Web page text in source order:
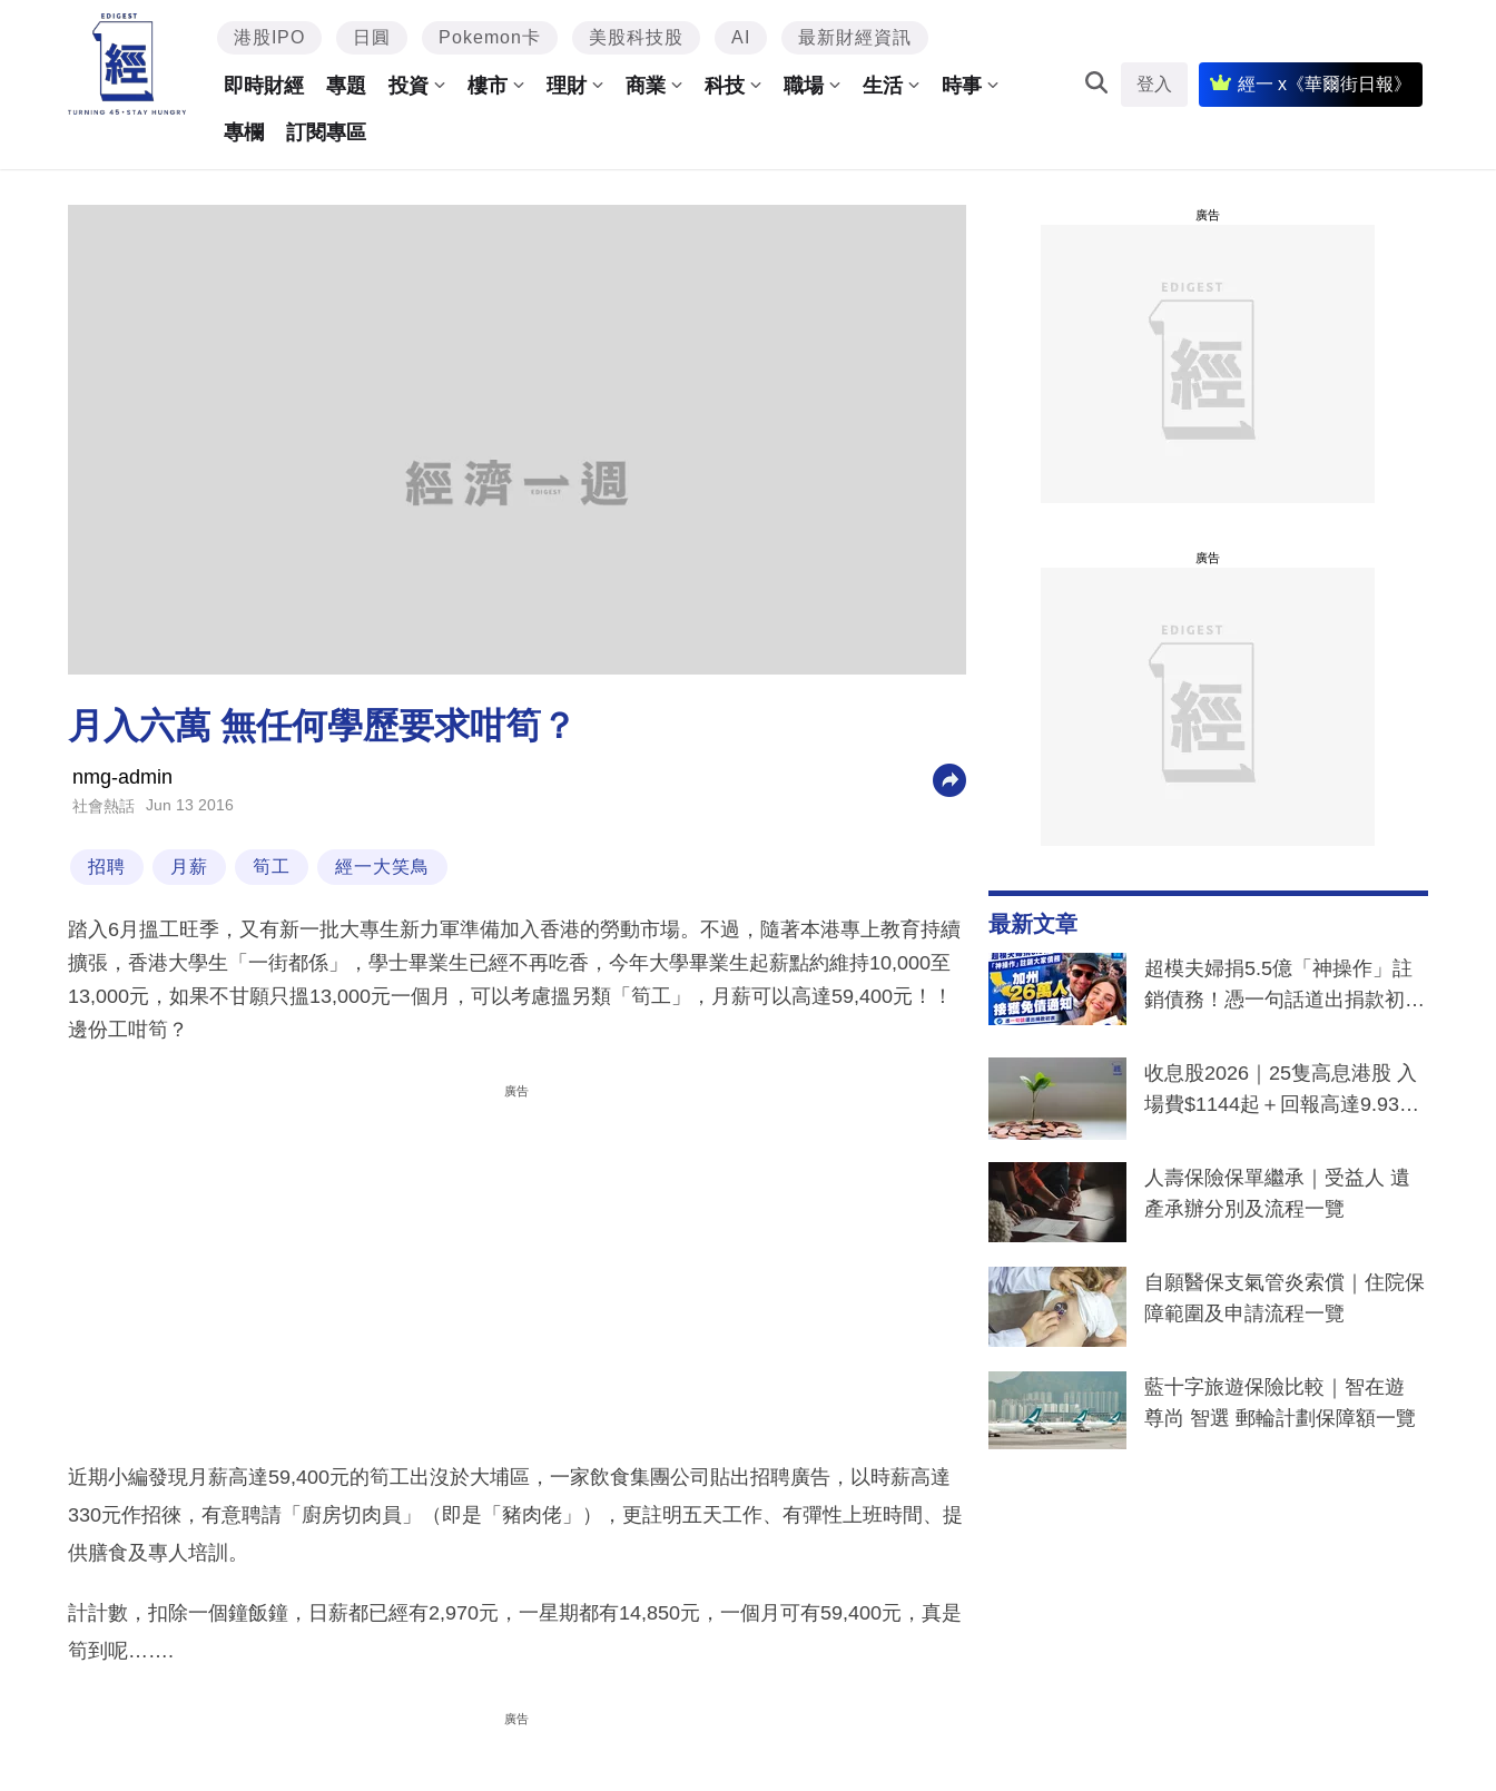
港股IPO 日圓 Pokemon卡 美股科技股 AI 最新財經資訊
即時財經 專題 投資 樓市 理財 商業 科技 職場 生活 時事
專欄 訂閱專區
登入 經一 x《華爾街日報》
月入六萬 無任何學歷要求咁筍？
nmg-admin
社會熱話 Jun 13 2016
招聘 月薪 筍工 經一大笑鳥
踏入6月搵工旺季，又有新一批大專生新力軍準備加入香港的勞動市場。不過，隨著本港專上教育持續
擴張，香港大學生「一街都係」，學士畢業生已經不再吃香，今年大學畢業生起薪點約維持10,000至
13,000元，如果不甘願只搵13,000元一個月，可以考慮搵另類「筍工」，月薪可以高達59,400元！！
邊份工咁筍？
廣告
近期小編發現月薪高達59,400元的筍工出沒於大埔區，一家飲食集團公司貼出招聘廣告，以時薪高達
330元作招徠，有意聘請「廚房切肉員」（即是「豬肉佬」），更註明五天工作、有彈性上班時間、提
供膳食及專人培訓。
計計數，扣除一個鐘飯鐘，日薪都已經有2,970元，一星期都有14,850元，一個月可有59,400元，真是
筍到呢…….
廣告
廣告
廣告
最新文章
超模夫婦捐5.5億「神操作」註
銷債務！憑一句話道出捐款初
一度被誤當詐騙手段
收息股2026｜25隻高息港股 入
場費$1144起＋回報高達9.93
人壽保險保單繼承｜受益人 遺
產承辦分別及流程一覽
自願醫保支氣管炎索償｜住院保
障範圍及申請流程一覽
藍十字旅遊保險比較｜智在遊
尊尚 智選 郵輪計劃保障額一覽